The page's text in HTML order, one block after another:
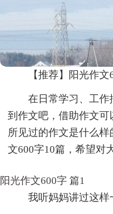
【推荐】阳光作
在日常学习、工
到作文吧，借助作文
所见过的作文是什么
文600字10篇，希望对
阳光作文600字 篇1
我听妈妈讲过这样